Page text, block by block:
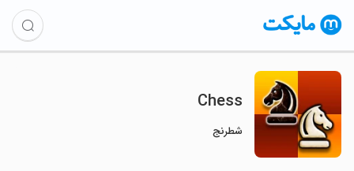
Chess
شطرنج